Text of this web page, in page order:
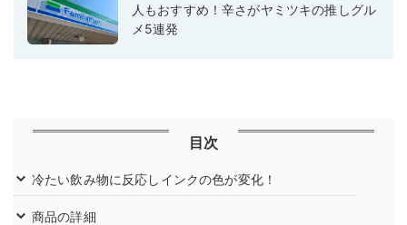
人もおすすめ！辛さがヤミツキの推しグル
メ5連発
目次
冷たい飲み物に反応しインクの色が変化！
商品の詳細